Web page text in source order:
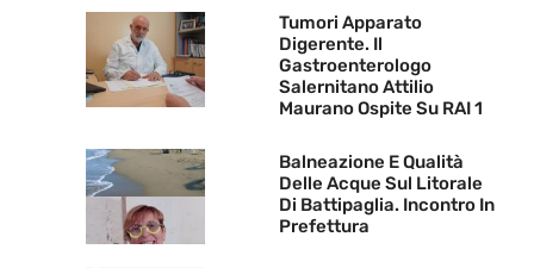
Tumori Apparato
Digerente. Il
Gastroenterologo
Salernitano Attilio
Maurano Ospite Su RAI 1
Balneazione E Qualità
Delle Acque Sul Litorale
Di Battipaglia. Incontro In
Prefettura